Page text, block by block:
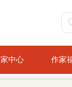
中心 作家